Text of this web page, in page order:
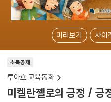
미리보기 사이
소득공제
루아흐 교육동화
미켈란젤로의 긍정 / 긍